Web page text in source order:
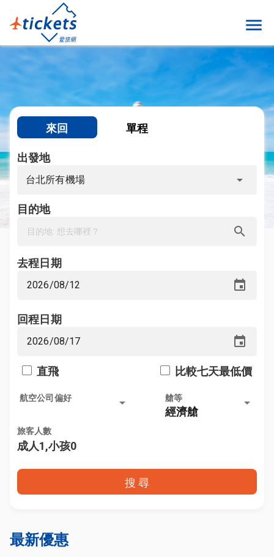
menu
來回 單程
台北所有機場
出發地
arrow_drop_down
目的地
search
去程日期
event
回程日期
event
直飛 比較七天最低價
航空公司偏好 arrow_drop_down
經濟艙
艙等 arrow_drop_down
旅客人數
成人1,小孩0
搜 尋
最新優惠